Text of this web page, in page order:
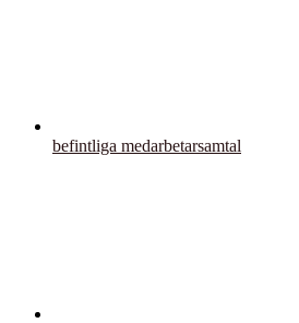
befintliga medarbetarsamtal